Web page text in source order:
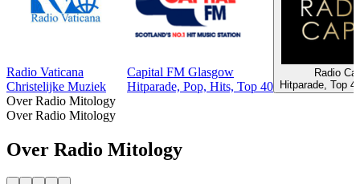
Radio Vaticana
Christelijke Muziek
Capital FM Glasgow
Hitparade, Pop, Hits, Top 40
Radio
Hitparade, Top
Over Radio Mitology
Over Radio Mitology
Over Radio Mitology